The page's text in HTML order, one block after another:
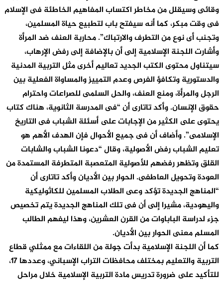
وقائى وسيقلل من مخاطر اكتساب المفاهيم الخاطئة فى الإسلام
فى وقت مبكر، كما أنه سيفتح باب لتطبيع حياة المسلمين،
وتجنب أى نوع من التطرف والارتباك”. محاربة العنف ضد المرأة
وأشارت اللجنة الإسلامية إلى أن بالإضافة إلى رفض الإرهاب،
سيتناول محتوى الكتب الجديد تعاليم أخرى مثل التربية المدنية
والدستورية وتكافؤ الفرص وعدم التمييز والمساواة الفعلية بين
الرجل والمرأة، ومنع العنف، والحل السلمى للصراعات واحترام
حقوق الإنسان. وأكد تاتارى أن “فى المدرسة الثانوية، هناك كتاب
يحتوى على الكثير من الإجابات على أسئلة الشباب فى التاريخ
الإسلامى”. وأضاف أن فى جميع الأحوال فإن الهدف الأهم هو
تعليم الشباب رفض الأصولية، وقال “دعونا الشباب والشابات
القلق وتظهر رفضهم للأصولية المتعصبة المتطرفة المستمدة من
العودة وتحويل العاطفى. الحوار بين الأديان وأكد تاتارى أن
“المناهج الجديدة تؤكد وعى الطلاب المسلمين للكاثوليكية
واليهودية، مشيرا إلى أن فى تلك المناهج الجديدة يتم تخصيص
جزء لدراسة الباباوات من القرن العشرين، وهذا ليفهم الطالب
المسلم معنى الحوار بين الأديان.
كما أن اللجنة الإسلامية بدأت جولة من اللقاءات مع ممثلي قطاع
التربية والتعليم بمختلف محافظات التراب الإسباني، وعددها 17،
للتأكيد على ضرورة تدريس مادة التربية الإسلامية خلال مراحل